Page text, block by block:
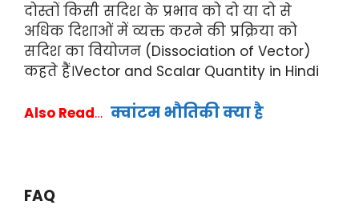
दोस्तों किसी सदिश के प्रभाव को दो या दो से
अधिक दिशाओं में व्यक्त करने की प्रक्रिया को
सदिश का वियोजन (Dissociation of Vector)
कहते हैं।Vector and Scalar Quantity in Hindi
Also Read… क्वांटम भौतिकी क्या है
FAQ